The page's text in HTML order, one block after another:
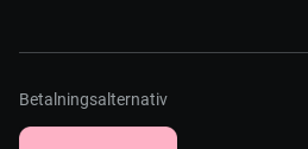
Betalningsalternativ